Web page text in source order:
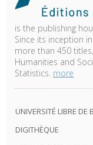
is the publishing
Since its inception
more than 450
Humanities and
Statistics. more
UNIVERSITÉ LIBRE DE
DIGITHÈQUE